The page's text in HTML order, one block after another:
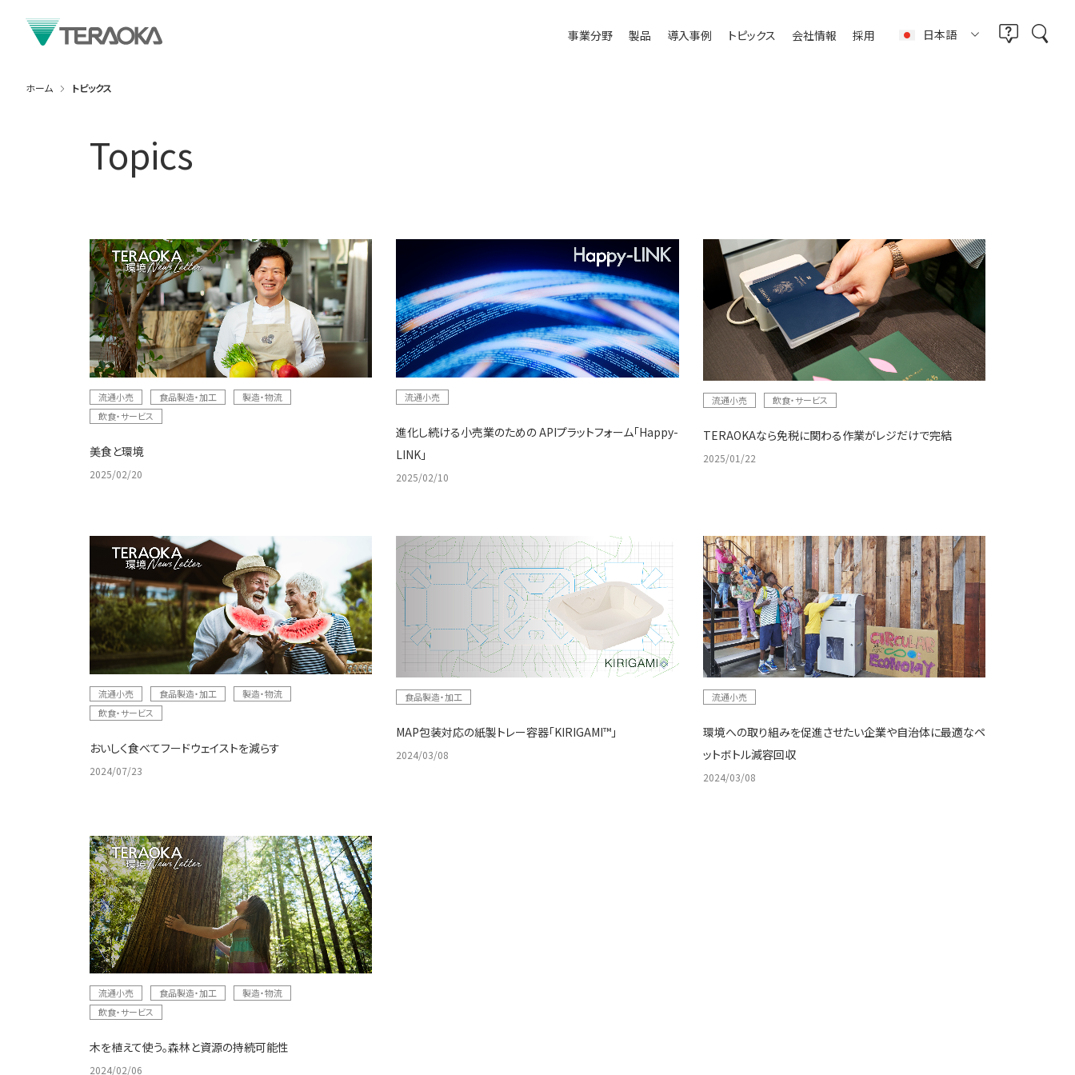
事業分野 製品 導入事例 トピックス 会社情報 採用 日本語
ホーム トピックス
Topics
流通小売 食品製造・加工
製造・物流
飲食・サービス
美食と環境
2025/02/20
流通小売
進化し続ける小売業のための APIプラットフォーム「Happy-
LINK」
2025/02/10
流通小売 飲食・サービス
TERAOKAなら免税に関わる作業がレジだけで完結
2025/01/22
流通小売 食品製造・加工
製造・物流
飲食・サービス
おいしく食べてフードウェイストを減らす
2024/07/23
食品製造・加工
MAP包装対応の紙製トレー容器「KIRIGAMI™」
2024/03/08
流通小売
環境への取り組みを促進させたい企業や自治体に最適なペ
ットボトル減容回収
2024/03/08
流通小売 食品製造・加工
製造・物流
飲食・サービス
木を植えて使う。森林と資源の持続可能性
2024/02/06